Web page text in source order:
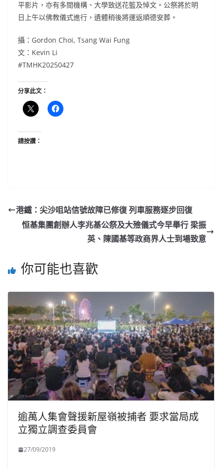
平影片，亦有多間機構、大學致送花籃及悼文。公祭將於明
日上午以佛教儀式進行，遺體稍後將運返順德安葬。
攝：Gordon Choi, Tsang Wai Fung
文：Kevin Li
#TMHK20250427
分享此文：
請按讚：
港鐵：尖沙咀站信號故障已修復 列車服務逐步回復
恒基集團創辦人李兆基公祭及大殮儀式今早舉行 梁振
英、陳國基等政商界人士到場致意
你可能也喜歡
逾萬人集會聲援新屋嶺被捕者 要求當局成
立獨立調查委員會
27/09/2019